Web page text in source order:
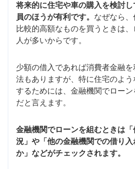
将来的に住宅や車の購入を検討
員のほうが有利です。 なぜなら
比較的高額なものを買うときは
人が多いからです。
少額の借入であれば消費者金融
法もありますが、特に住宅のよ
するためには、金融機関でロー
だと言えます。
金融機関でローンを組むときは
況」や「他の金融機関での借り入
か」などがチェックされます。